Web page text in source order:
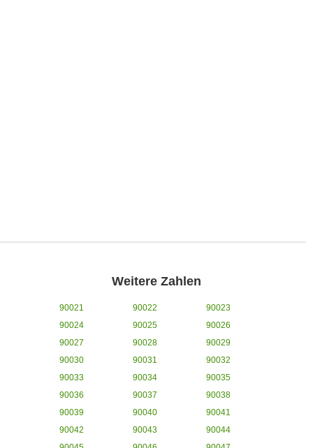
Weitere Zahlen
90021 90022
90023
90024
90025
90026
90027
90028
90029
90030
90031
90032
90033
90034
90035
90036
90037
90038
90039
90040
90041
90042
90043
90044